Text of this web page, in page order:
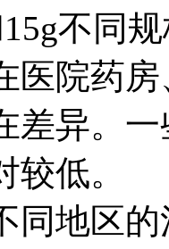
15g不同
医院药
差异。
低。
同地区